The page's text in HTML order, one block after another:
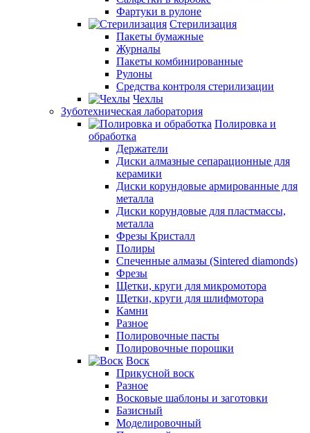
Фартуки в рулоне
Стерилизация
Пакеты бумажные
Журналы
Пакеты комбинированные
Рулоны
Средства контроля стерилизации
Чехлы
Зуботехническая лаборатория
Полировка и
обработка
Держатели
Диски алмазные сепарационные для
керамики
Диски корундовые армированные для
металла
Диски корундовые для пластмассы,
металла
Фрезы Кристалл
Полиры
Спеченные алмазы (Sintered diamonds)
Фрезы
Щетки, круги для микромотора
Щетки, круги для шлифмотора
Камни
Разное
Полировочные пасты
Полировочные порошки
Воск
Прикусной воск
Разное
Восковые шаблоны и заготовки
Базисный
Моделировочный